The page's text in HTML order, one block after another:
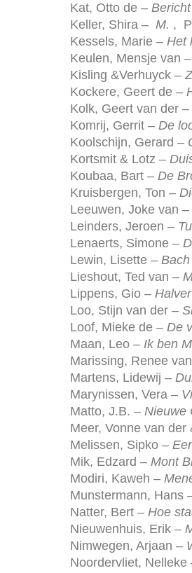
Kat, Otto de –
Keller, Shira – M. ,
Kessels, Marie – Het
Keulen, Mensje van –
Kisling &Verhuyck –
Kockere, Geert de –
Kolk, Geert van der –
Komrij, Gerrit – De
Koolschijn, Gerard –
Kortsmit & Lotz –
Koubaa, Bart – De
Kruisbergen, Ton –
Leeuwen, Joke van –
Leinders, Jeroen –
Lenaerts, Simone –
Lewin, Lisette –
Lieshout, Ted van –
Lippens, Gio –
Loo, Stijn van der –
Loof, Mieke de – De
Maan, Leo – Ik ben
Marissing, Renee
Martens, Lidewij –
Marynissen, Vera –
Matto, J.B. – Nieuwe
Meer, Vonne van
Melissen, Sipko –
Mik, Edzard – Mont
Modiri, Kaweh –
Munstermann, Hans
Natter, Bert – Hoe
Nieuwenhuis, Erik –
Nimwegen, Arjaan –
Noordervliet, Nelleke